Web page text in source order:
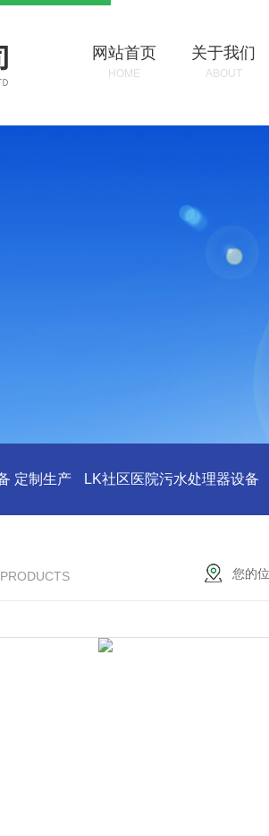
网站首页
HOME
关于我们
ABOUT
定制生产 LK社区医院污水处理器设备
您的